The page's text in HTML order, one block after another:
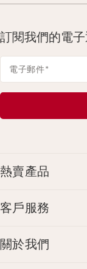
訂閱我們的電
電子郵件*
熱賣產品
客戶服務
關於我們